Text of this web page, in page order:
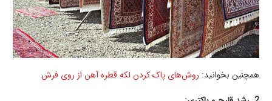
همچنین بخوانید: روش‌های پاک کردن لکه قطره آهن از روی فرش